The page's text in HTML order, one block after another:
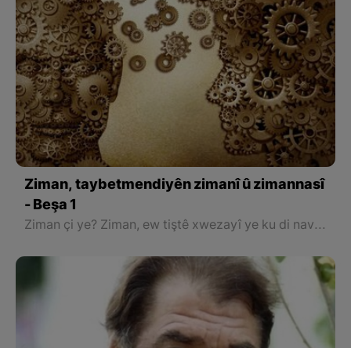
Ziman, taybetmendiyên zimanî û zimannasî
- Beşa 1
Ziman çi ye? Ziman, ew tiştê xwezayî ye ku di navbera mirovan de rê li ber axaftin û lihevkirinan vedike, her weha taybetîyên xwe jî hene. Nexwe çi ne ev taybetiyên zimên: